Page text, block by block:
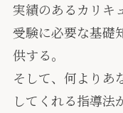
実績のあるカリキ
受験に必要な基礎
供する。
そして、何より あ
してくれる指導法